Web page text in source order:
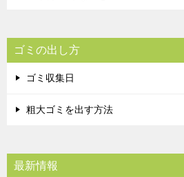
ゴミの出し方
ゴミ収集日
粗大ゴミを出す方法
最新情報